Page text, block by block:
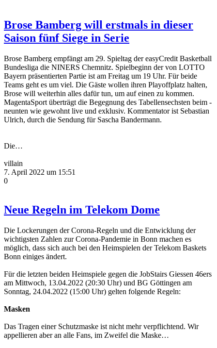
Brose Bamberg will erstmals in dieser
Saison fünf Siege in Serie
Brose Bamberg empfängt am 29. Spieltag der easyCredit Basketball
Bundesliga die NINERS Chemnitz. Spielbeginn der von LOTTO
Bayern präsentierten Partie ist am Freitag um 19 Uhr. Für beide
Teams geht es um viel. Die Gäste wollen ihren Playoffplatz halten,
Brose will weiterhin alles dafür tun, um auf einen zu kommen.
MagentaSport überträgt die Begegnung des Tabellensechsten beim -
neunten wie gewohnt live und exklusiv. Kommentator ist Sebastian
Ulrich, durch die Sendung für Sascha Bandermann.
Die…
villain
7. April 2022 um 15:51
0
Neue Regeln im Telekom Dome
Die Lockerungen der Corona-Regeln und die Entwicklung der
wichtigsten Zahlen zur Corona-Pandemie in Bonn machen es
möglich, dass sich auch bei den Heimspielen der Telekom Baskets
Bonn einiges ändert.
Für die letzten beiden Heimspiele gegen die JobStairs Giessen 46ers
am Mittwoch, 13.04.2022 (20:30 Uhr) und BG Göttingen am
Sonntag, 24.04.2022 (15:00 Uhr) gelten folgende Regeln:
Masken
Das Tragen einer Schutzmaske ist nicht mehr verpflichtend. Wir
appellieren aber an alle Fans, im Zweifel die Maske…